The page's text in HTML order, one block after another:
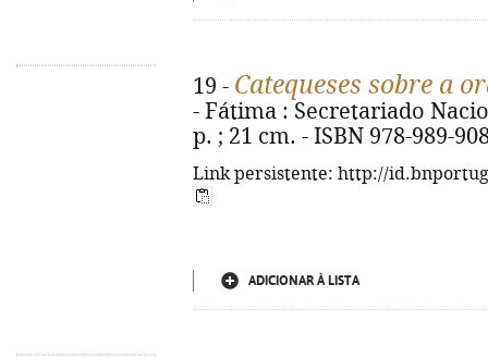
19 - Catequeses sobre a
- Fátima : Secretariado
p. ; 21 cm. - ISBN 978-989-
Link persistente: http://
ADICIONAR À LISTA